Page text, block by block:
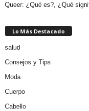
Queer: ¿Qué es?, ¿Qué
Lo Más Destacado
salud
Consejos y Tips
Moda
Cuerpo
Cabello